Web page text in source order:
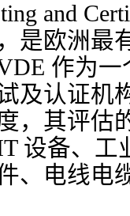
and
是欧洲最
作为
及认证机
，其评估
设备、工
、电线电